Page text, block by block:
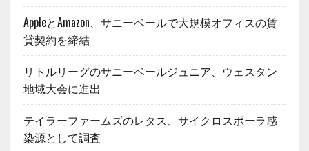
AppleとAmazon、サニーベールで大規模オフィスの賃
貸契約を締結
リトルリーグのサニーベールジュニア、ウェスタン
地域大会に進出
テイラーファームズのレタス、サイクロスポーラ感
染源として調査